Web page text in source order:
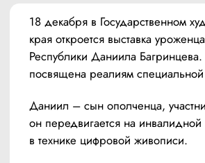
18 декабря в Государственном
края откроется выставка
Республики Даниила
посвящена реалиям
Даниил – сын ополченца,
он передвигается на
в технике цифровой живописи.